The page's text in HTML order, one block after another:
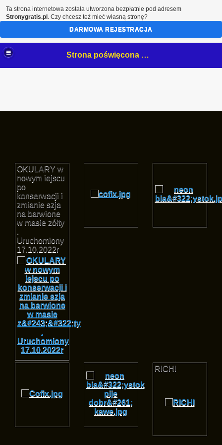
Strona poświęcona mojemu hobby- białostockim NeOnOm.
OKULARY w
nowym iejscu
po
konserwacji i
zmianie szja
na barwione
w masie zółty
.
Uruchomiony
17.10.2022r
RICHI
Ta strona internetowa została utworzona bezpłatnie pod adresem
Stronygratis.pl . Czy chcesz też mieć własną stronę?
DARMOWA REJESTRACJA